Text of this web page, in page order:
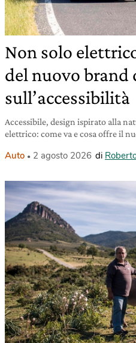
Non solo
del nuovo brand
sull’accessibilità
Accessibile, design ispirato alla
elettrico: come va e cosa offre il
Auto 2 agosto 2026 di